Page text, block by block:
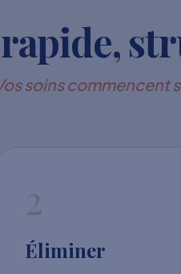
soins commencent
2
Éliminer